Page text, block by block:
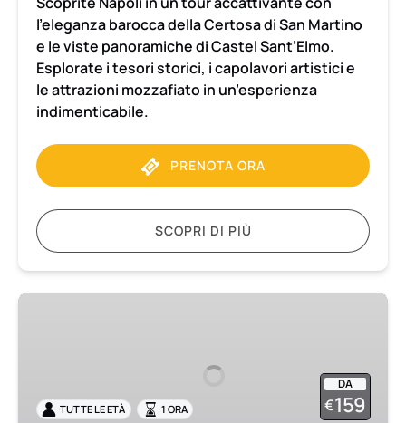
gruppo
l’eleganza barocca della Certosa di San Martino
e le viste panoramiche di Castel Sant’Elmo.
Esplorate i tesori storici, i capolavori artistici e
le attrazioni mozzafiato in un’esperienza
indimenticabile.
PRENOTA ORA
SCOPRI DI PIÙ
Trasferimento
Amalfitana
DA
€159
TUTTE LE ETÀ 1 ORA